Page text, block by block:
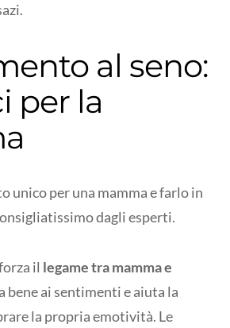
al seno:
per la
unico per una mamma e farlo in
dagli esperti.
il legame tra mamma e
bene ai sentimenti e aiuta la
la propria emotività. Le